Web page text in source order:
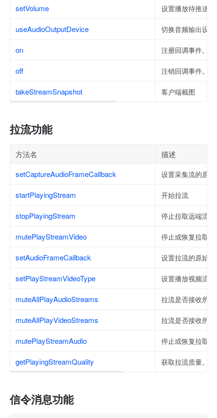
setVolume 设置播放待推送
useAudioOutputDevice 切换音频输出设
on 注册回调事件。
off 注销回调事件。
takeStreamSnapshot 客户端截图
拉流功能
方法名
描述
setCaptureAudioFrameCallback
设置采集流的原
startPlayingStream 开始拉流
stopPlayingStream 停止拉取远端流
mutePlayStreamVideo 停止或恢复拉取
setAudioFrameCallback 设置拉流的原始
setPlayStreamVideoType 设置播放视频流
muteAllPlayAudioStreams 拉流是否接收所
muteAllPlayVideoStreams 拉流是否接收所
mutePlayStreamAudio 停止或恢复拉取
getPlayingStreamQuality 获取拉流质量。
信令消息功能